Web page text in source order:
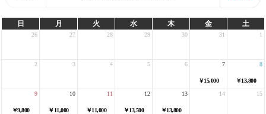
日 月 火 水 木 金 土
26 27 28 29 30 31 1
2 3 4 5 6
￥15,000
7
￥13,800
8
￥9,800
9
￥11,000
10
￥11,000
11
￥13,500
12
￥13,800
13 14 15